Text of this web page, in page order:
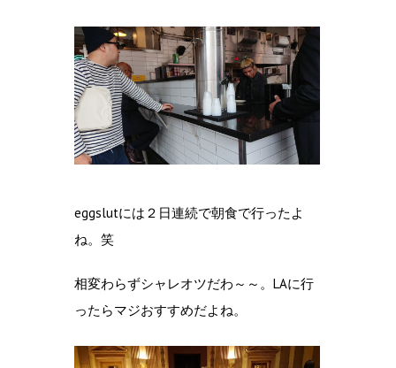
eggslutには２日連続で朝食で行ったよ
ね。笑
相変わらずシャレオツだわ～～。LAに行
ったらマジおすすめだよね。